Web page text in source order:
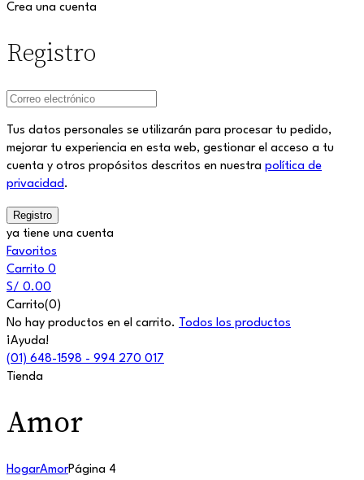
Crea una cuenta
Registro
Tus datos personales se utilizarán para procesar tu pedido,
mejorar tu experiencia en esta web, gestionar el acceso a tu
cuenta y otros propósitos descritos en nuestra política de
privacidad .
ya tiene una cuenta
Favoritos
Carrito 0
S/ 0.00
Carrito(0)
No hay productos en el carrito. Todos los productos
¡Ayuda!
(01) 648-1598 - 994 270 017
Tienda
Amor
HogarAmorPágina 4